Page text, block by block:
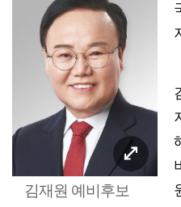
김재원 예비후보